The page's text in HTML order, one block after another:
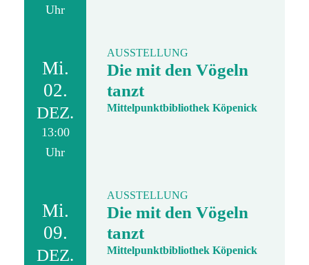
Uhr
Mi.
02.
DEZ.
13:00
Uhr
AUSSTELLUNG
Die mit den Vögeln
tanzt
Mittelpunktbibliothek Köpenick
Mi.
09.
DEZ.
AUSSTELLUNG
Die mit den Vögeln
tanzt
Mittelpunktbibliothek Köpenick